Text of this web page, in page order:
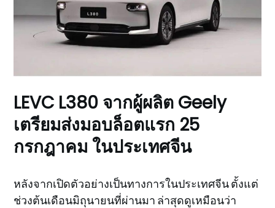
LEVC L380 จากผู้ผลิต Geely
เตรียมส่งมอบล็อตแรก 25
กรกฎาคม ในประเทศจีน
หลังจากเปิดตัวอย่างเป็นทางการในประเทศจีน ตั้งแต่
ช่วงต้นเดือนมิถุนายนที่ผ่านมา ล่าสุดดูเหมือนว่า